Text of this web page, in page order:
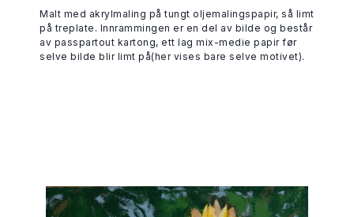
Malt med akrylmaling på tungt oljemalingspapir, så limt
på treplate. Innrammingen er en del av bilde og består
av passpartout kartong, ett lag mix-medie papir før
selve bilde blir limt på(her vises bare selve motivet).